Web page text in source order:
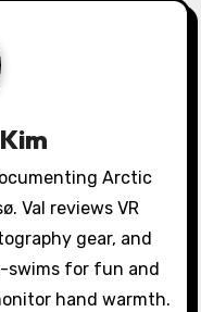
Arctic
Val reviews VR
gear, and
swims for fun and
hand warmth.